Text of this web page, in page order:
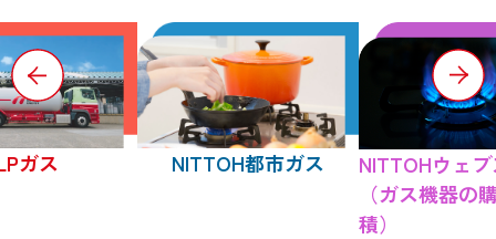
ガス NITTOH都市ガス
NITTOHウェ
（ガス機器の
積）